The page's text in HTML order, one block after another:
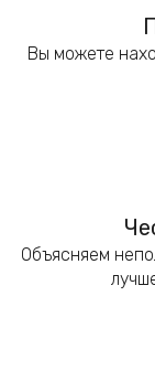
Вы можете
Объясняем